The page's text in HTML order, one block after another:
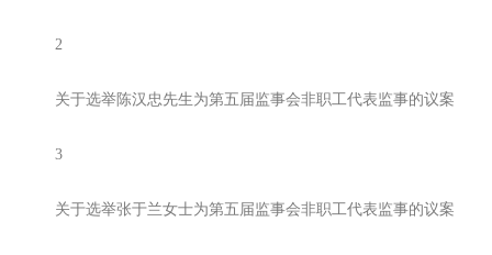
2
关于选举陈汉忠先生为第五届监事会非职工代表监事的议案
3
关于选举张于兰女士为第五届监事会非职工代表监事的议案